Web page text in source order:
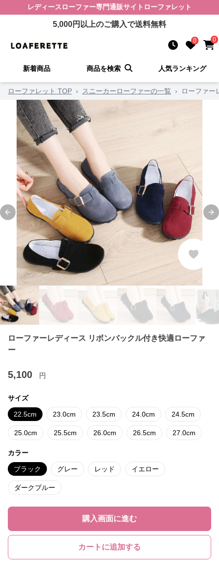
レディースローファー専門通販サイト ローファレット
5,000円以上のご購入で送料無料
0 0
新着商品 商品を検索 人気ランキング
ローファレット TOP › スニーカーローファーの一覧 › ローファー
Previous slide
ローファーレディース リボンバックル付き快適ローファ
ー
5,100 円
サイズ
22.5cm 23.0cm 23.5cm 24.0cm 24.5cm
25.0cm 25.5cm 26.0cm 26.5cm 27.0cm
カラー
ブラック グレー レッド イエロー
ダークブルー
購入画面に進む
カートに追加する